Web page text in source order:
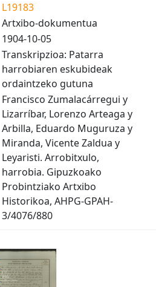
L19183
Artxibo-dokumentua
1904-10-05
Transkripzioa: Patarra
harrobiaren eskubideak
ordaintzeko gutuna
Francisco Zumalacárregui y
Lizarríbar, Lorenzo Arteaga y
Arbilla, Eduardo Muguruza y
Miranda, Vicente Zaldua y
Leyaristi. Arrobitxulo,
harrobia. Gipuzkoako
Probintziako Artxibo
Historikoa, AHPG-GPAH-
3/4076/880